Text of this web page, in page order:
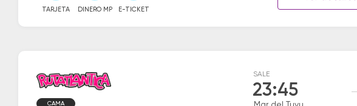
TARJETA DINERO MP E-TICKET
SALE
23:45
CAMA